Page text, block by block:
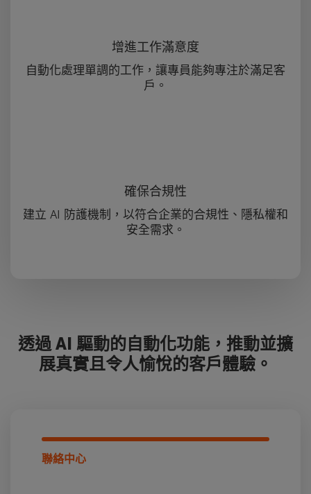
增進工作滿意度
自動化處理單調的工作，讓專員能夠專注於滿足客
戶。
確保合規性
建立 AI 防護機制，以符合企業的合規性、隱私權和
安全需求。
透過 AI 驅動的自動化功能，推動並擴
展真實且令人愉悅的客戶體驗。
聯絡中心